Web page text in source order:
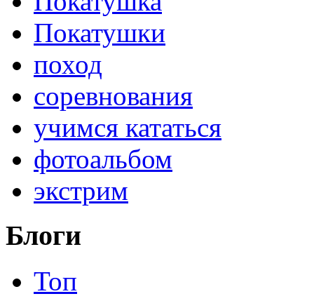
Покатушки
поход
соревнования
учимся кататься
фотоальбом
экстрим
Блоги
Топ